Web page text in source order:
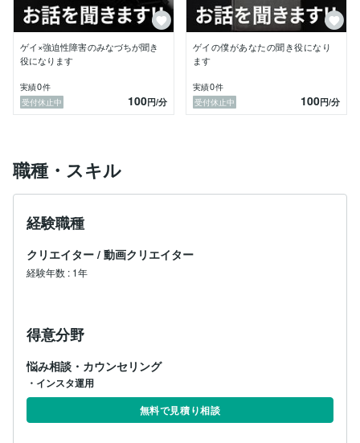
ゲイ×強迫性障害のみなづちが聞き
役になります
実績0件
受付休止中
100円/分
ゲイの僕があなたの聞き役になり
ます
実績0件
受付休止中
100円/分
職種・スキル
経験職種
クリエイター / 動画クリエイター
経験年数 : 1年
得意分野
悩み相談・カウンセリング
・インスタ運用
無料で見積り相談